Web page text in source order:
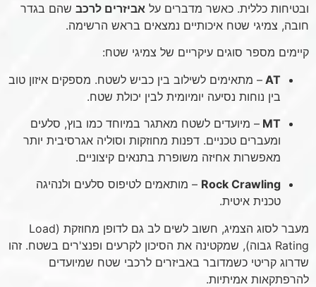
ובטיחות כללית. כאשר מדברים על אביזרים לרכב שהם בגדר
חובה, צמיגי שטח איכותיים נמצאים בראש הרשימה.
קיימים מספר סוגים עיקריים של צמיגי שטח:
AT – מתאימים לשילוב בין כביש לשטח. מספקים איזון טוב
בין נוחות נסיעה יומיומית לבין יכולת שטח.
MT – מיועדים לשטח מאתגר במיוחד כמו בוץ, סלעים
ומעברים טכניים. דפנות מחוזקות וסוליה אגרסיבית יותר
מאפשרות אחיזה משופרת בתנאים קיצוניים.
Rock Crawling – מותאמים לטיפוס סלעים ולנהיגה
טכנית איטית.
מעבר לסוג הצמיג, חשוב לשים לב גם לדופן מחוזקת (Load
Rating גבוה), שמקטינה את הסיכון לקרעים ופנצ'רים בשטח. זהו
שדרוג קריטי כשמדובר באביזרים לרכבי שטח שמיועדים
להרפתקאות אמיתיות.